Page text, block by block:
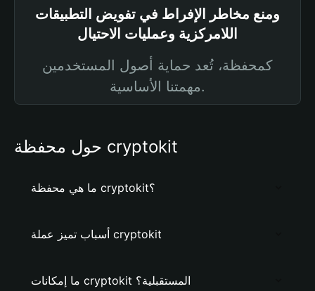
ومنع مخاطر الإفراط في تفويض التطبيقات
اللامركزية وعمليات الاحتيال
كمحفظة، تُعد حماية أصول المستخدمين
مهمتنا الأساسية.
حول محفظة cryptokit
ما هي محفظة cryptokit؟
أسباب تميز عملة cryptokit
ما إمكانات cryptokit المستقبلية؟